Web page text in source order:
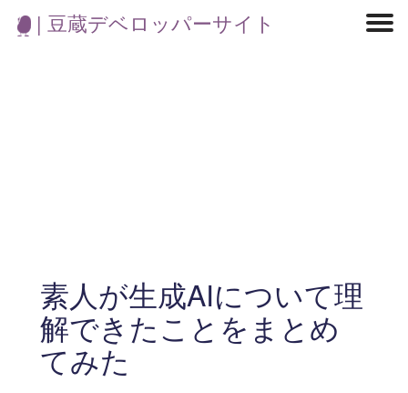
| 豆蔵デベロッパーサイト
素人が生成AIについて理
解できたことをまとめ
てみた